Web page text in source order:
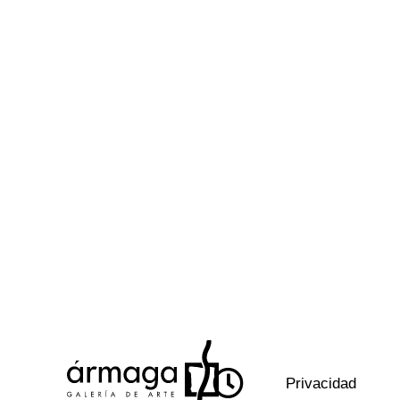
Privacidad